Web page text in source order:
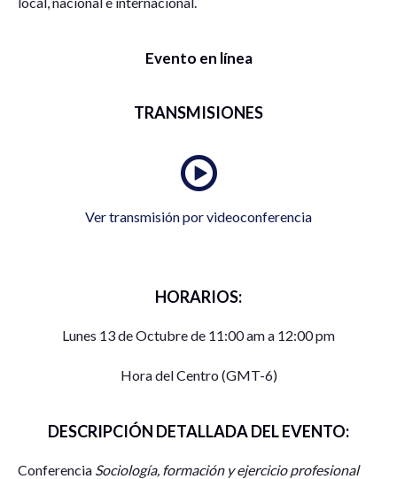
Evento en línea
TRANSMISIONES
Ver transmisión por videoconferencia
HORARIOS:
Lunes 13 de Octubre de 11:00 am a 12:00 pm
Hora del Centro (GMT-6)
DESCRIPCIÓN DETALLADA DEL EVENTO:
Conferencia Sociología, formación y ejercicio profesional